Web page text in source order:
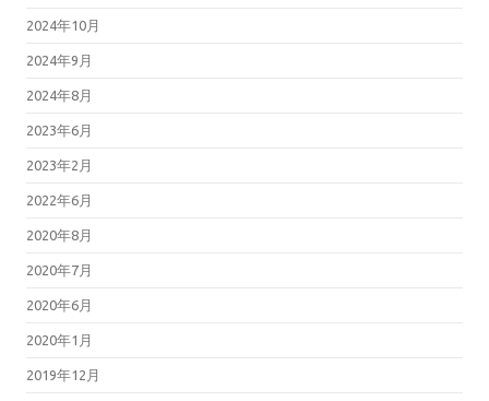
2024年10月
2024年9月
2024年8月
2023年6月
2023年2月
2022年6月
2020年8月
2020年7月
2020年6月
2020年1月
2019年12月